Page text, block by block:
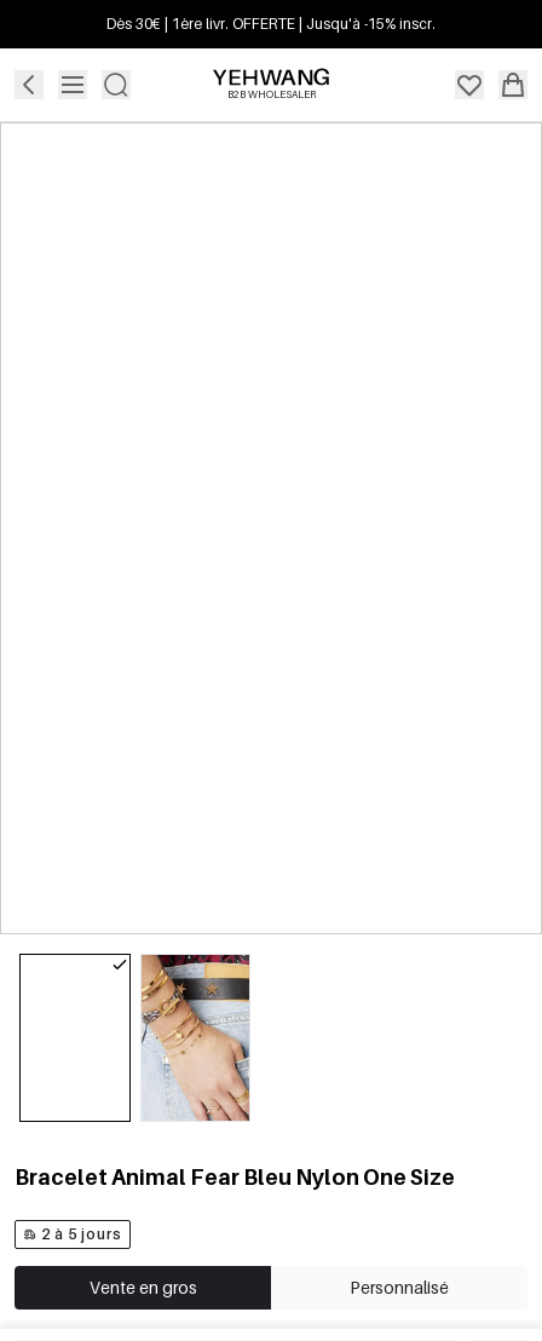
Dès 30€ | 1ère livr. OFFERTE | Jusqu'à -15% inscr.
B2B WHOLESALER
Bracelet Animal Fear Bleu Nylon One Size
2 à 5 jours
Vente en gros Personnalisé